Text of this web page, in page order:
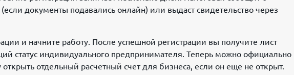
документы подавались онлайн) или выдаст свидетельство через
и начните работу. После успешной регистрации вы получите лист
статус индивидуального предпринимателя. Теперь можно официально
открыть отдельный расчетный счет для бизнеса, если он еще не открыт.